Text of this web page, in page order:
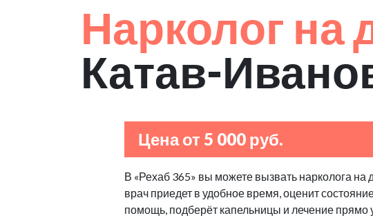
Нарколог на
Катав-
Цена от 5 000 руб.
В «Рехаб 365» вы можете вызвать нарколога на
врач приедет в удобное время, оценит
помощь, подберёт капельницы и лечение